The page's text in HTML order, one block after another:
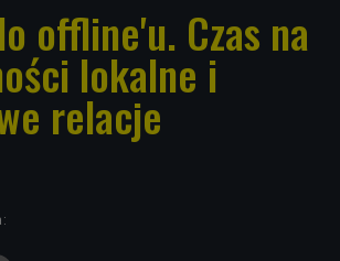
offline'u. Czas na
lokalne i
relacje